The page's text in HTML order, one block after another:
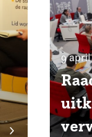
9